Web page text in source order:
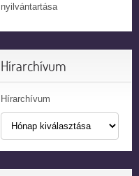
nyilvántartása
Hírarchívum
Hírarchívum